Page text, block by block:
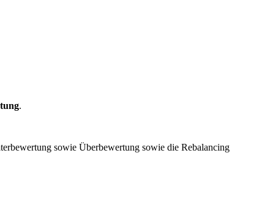
.
sowie Überbewertung sowie die Rebalancing